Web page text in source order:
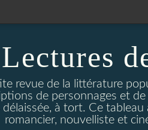
Lectures
revue de la littérature
de personnages et
à tort. Ce
romancier, nouvelliste et